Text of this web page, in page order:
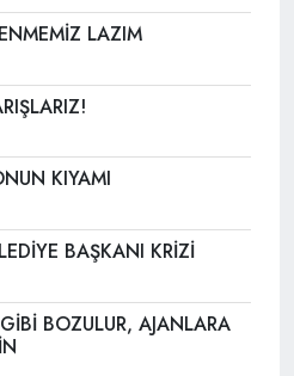
LAZIM
KIYAMI
BAŞKANI KRİZİ
BOZULUR, AJANLARA